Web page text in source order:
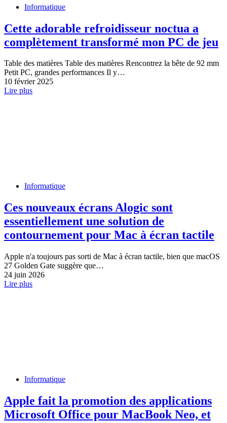
Informatique
Cette adorable refroidisseur noctua a
complètement transformé mon PC de jeu
Table des matières Table des matières Rencontrez la bête de 92 mm
Petit PC, grandes performances Il y…
10 février 2025
Lire plus
Informatique
Ces nouveaux écrans Alogic sont
essentiellement une solution de
contournement pour Mac à écran tactile
Apple n'a toujours pas sorti de Mac à écran tactile, bien que macOS
27 Golden Gate suggère que…
24 juin 2026
Lire plus
Informatique
Apple fait la promotion des applications
Microsoft Office pour MacBook Neo, et